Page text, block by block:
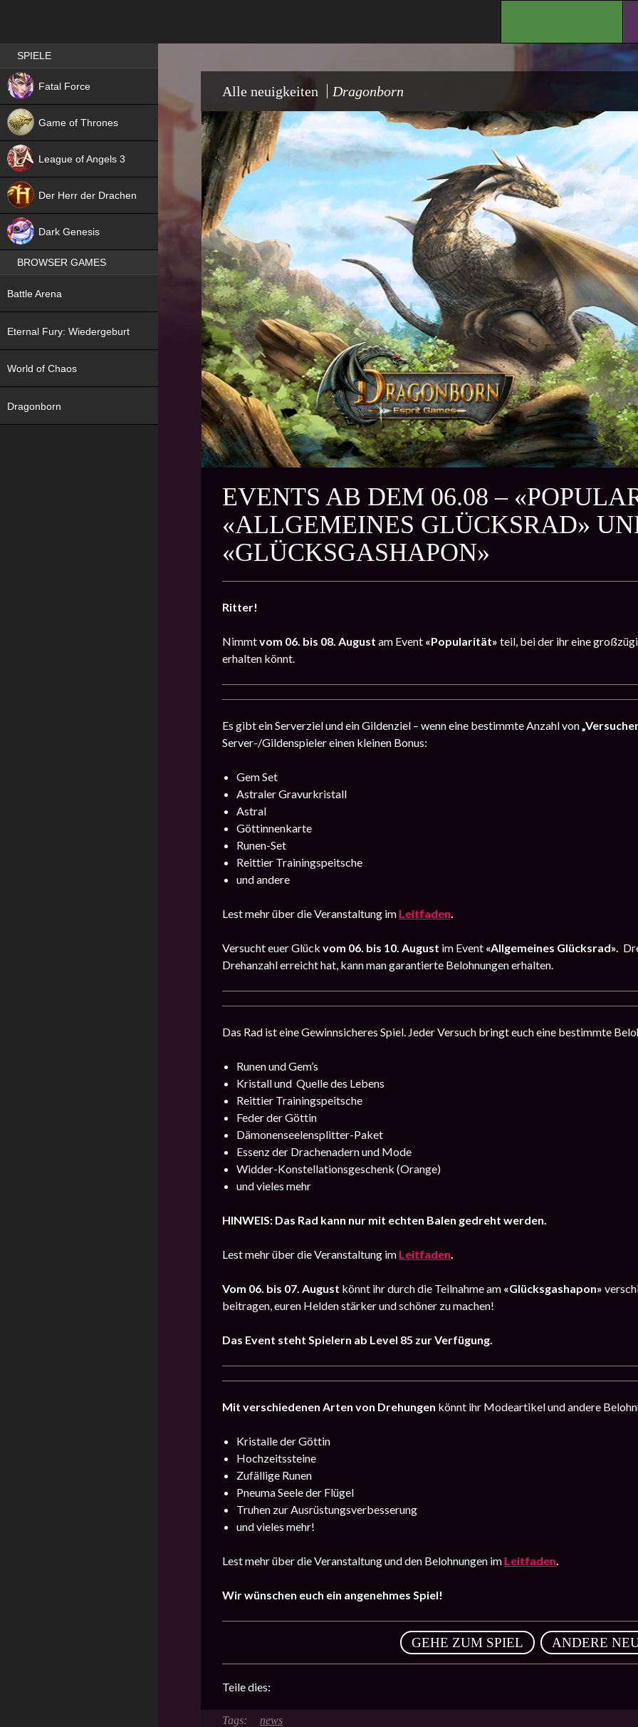
Alle neuigkeiten Dragonborn
EVENTS AB DEM 06.08 –
«ALLGEMEINES GLÜCKSRAD»
«GLÜCKSGASHAPON»
Ritter!
Nimmtvom 06. bis 08. August am Event «Popularität» teil, bei der ihr eine
erhalten könnt.
Es gibt ein Serverziel und ein Gildenziel – wenn eine bestimmte Anzahl von
Server-/Gildenspieler einen kleinen Bonus:
Gem Set
Astraler Gravurkristall
Astral
Göttinnenkarte
Runen-Set
Reittier Trainingspeitsche
und andere
Lest mehr über die Veranstaltung im Leitfaden.
Versucht euer Glück vom 06. bis 10. August im Event «Allgemeines Glücksrad».
Drehanzahl erreicht hat, kann man garantierte Belohnungen erhalten.
Das Rad ist eine Gewinnsicheres Spiel. Jeder Versuch bringt euch eine bestimmte
Runen und Gem’s
Kristall und Quelle des Lebens
Reittier Trainingspeitsche
Feder der Göttin
Dämonenseelensplitter-Paket
Essenz der Drachenadern und Mode
Widder-Konstellationsgeschenk (Orange)
und vieles mehr
HINWEIS: Das Rad kann nur mit echten Balen gedreht werden.
Lest mehr über die Veranstaltung im Leitfaden.
Vom 06. bis 07. August könnt ihr durch die Teilnahme am «Glücksgashapon»
beitragen, euren Helden stärker und schöner zu machen!
Das Event steht Spielern ab Level 85 zur Verfügung.
Mit verschiedenen Arten von Drehungen könnt ihr Modeartikel und andere
Kristalle der Göttin
Hochzeitssteine
Zufällige Runen
Pneuma Seele der Flügel
Truhen zur Ausrüstungsverbesserung
und vieles mehr!
Lest mehr über die Veranstaltung und den Belohnungen im Leitfaden.
Wir wünschen euch ein angenehmes Spiel!
GEHE ZUM SPIEL , ANDERE
Teile dies:
news
Best RPG games in Germany
SPIELE
Fatal Force
Game of Thrones
League of Angels 3
Der Herr der Drachen
Dark Genesis
NEW
BROWSER GAMES
Battle Arena
Eternal Fury: Wiedergeburt
World of Chaos
Dragonborn